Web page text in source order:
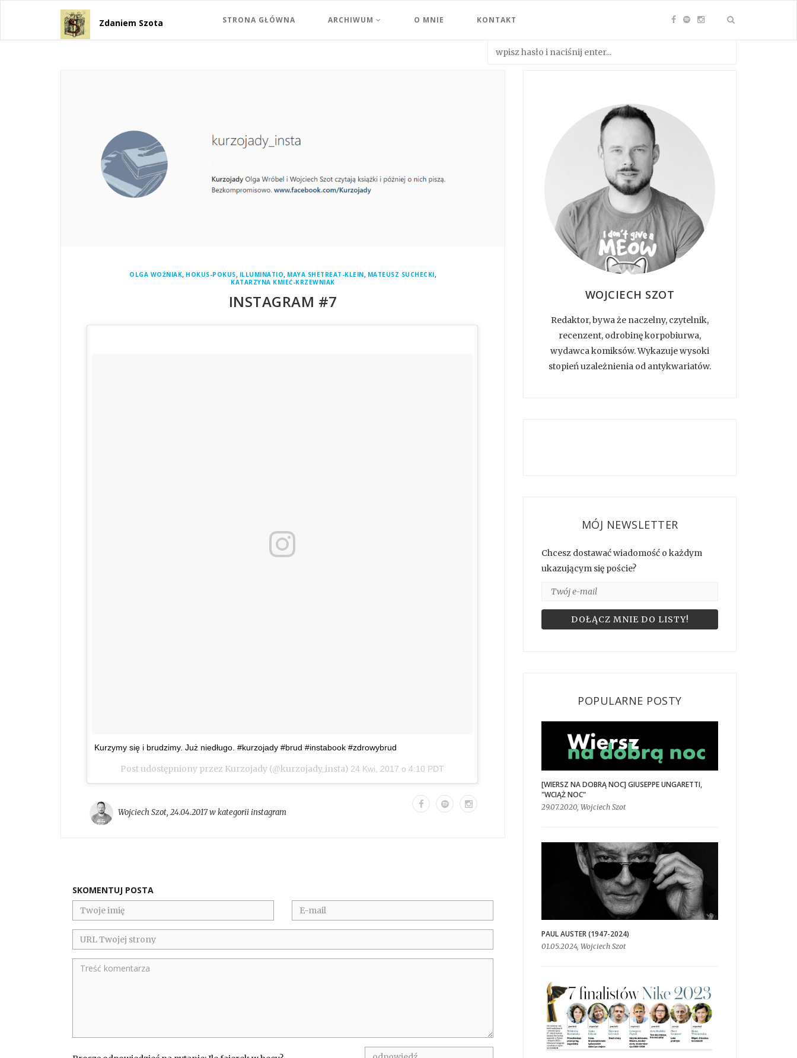
Zdaniem Szota STRONA GŁÓWNA ARCHIWUM O MNIE KONTAKT
OLGA WOŹNIAK, HOKUS-POKUS, ILLUMINATIO, MAYA SHETREAT-KLEIN, MATEUSZ SUCHECKI,
KATARZYNA KMIEĆ-KRZEWNIAK
INSTAGRAM #7
Kurzymy się i brudzimy. Już niedługo. #kurzojady #brud #instabook #zdrowybrud
Post udostępniony przez Kurzojady (@kurzojady_insta) 24 Kwi, 2017 o 4:10 PDT
Wojciech Szot, 24.04.2017 w kategoriiinstagram
SKOMENTUJ POSTA
WOJCIECH SZOT
Redaktor, bywa że naczelny, czytelnik,
recenzent, odrobinę korpobiurwa,
wydawca komiksów. Wykazuje wysoki
stopień uzależnienia od antykwariatów.
MÓJ NEWSLETTER
Chcesz dostawać wiadomość o każdym
ukazującym się poście?
POPULARNE POSTY
[WIERSZ NA DOBRĄ NOC] GIUSEPPE UNGARETTI,
"WCIĄŻ NOC"
29.07.2020, Wojciech Szot
PAUL AUSTER (1947-2024)
01.05.2024, Wojciech Szot